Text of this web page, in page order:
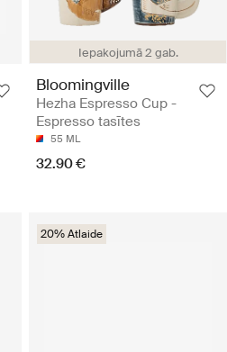
Iepakojumā 2 gab.
Bloomingville
Hezha Espresso Cup -
Espresso tasītes
55 ML
32.90 €
20% Atlaide